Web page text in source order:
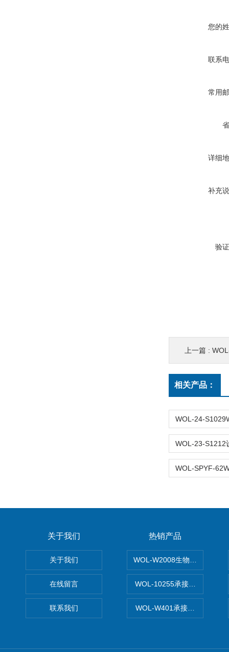
您的
联系
常用
详细
补充
验
上一篇 : WOL-
相关产品：
关于我们
关于我们
在线留言
联系我们
热销产品
WOL-W2008生物制药GMP
WOL-10255承接清远电子
WOL-W401承接食品QS认